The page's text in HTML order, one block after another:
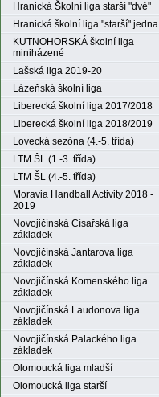
Hranická Školní liga starší "dvě"
Hranická školní liga "starší" jedna
KUTNOHORSKÁ školní liga
miniházené
Lašská liga 2019-20
Lázeňská školní liga
Liberecká školní liga 2017/2018
Liberecká školní liga 2018/2019
Lovecká sezóna (4.-5. třída)
LTM ŠL (1.-3. třída)
LTM ŠL (4.-5. třída)
Moravia Handball Activity 2018 -
2019
Novojičínská Císařská liga
základek
Novojičínská Jantarova liga
základek
Novojičínská Komenského liga
základek
Novojičínská Laudonova liga
základek
Novojičínská Palackého liga
základek
Olomoucká liga mladší
Olomoucká liga starší